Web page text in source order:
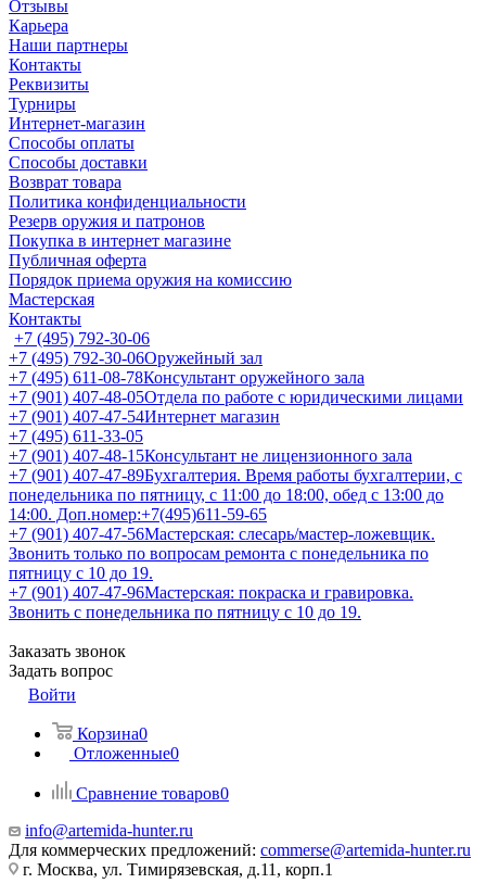
Отзывы
Карьера
Наши партнеры
Контакты
Реквизиты
Турниры
Интернет-магазин
Способы оплаты
Способы доставки
Возврат товара
Политика конфиденциальности
Резерв оружия и патронов
Покупка в интернет магазине
Публичная оферта
Порядок приема оружия на комиссию
Мастерская
Контакты
+7 (495) 792-30-06
+7 (495) 792-30-06Оружейный зал
+7 (495) 611-08-78Консультант оружейного зала
+7 (901) 407-48-05Отдела по работе с юридическими лицами
+7 (901) 407-47-54Интернет магазин
+7 (495) 611-33-05
+7 (901) 407-48-15Консультант не лицензионного зала
+7 (901) 407-47-89Бухгалтерия. Время работы бухгалтерии, с
понедельника по пятницу, с 11:00 до 18:00, обед с 13:00 до
14:00. Доп.номер:+7(495)611-59-65
+7 (901) 407-47-56Мастерская: слесарь/мастер-ложевщик.
Звонить только по вопросам ремонта с понедельника по
пятницу с 10 до 19.
+7 (901) 407-47-96Мастерская: покраска и гравировка.
Звонить с понедельника по пятницу с 10 до 19.
Заказать звонок
Задать вопрос
Войти
Корзина0
Отложенные0
Сравнение товаров0
info@artemida-hunter.ru
Для коммерческих предложений: commerse@artemida-hunter.ru
г. Москва, ул. Тимирязевская, д.11, корп.1